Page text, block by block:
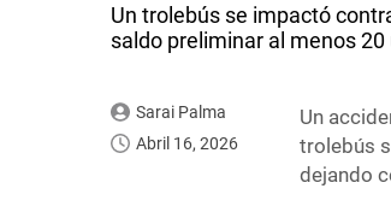
Un trolebús se impactó
saldo preliminar al menos
Sarai Palma
Abril 16, 2026
Un
trolebús
dejando